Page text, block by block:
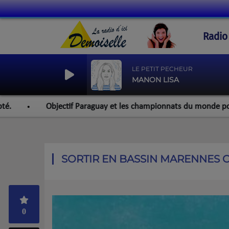
Radio
LE PETIT PECHEUR
MANON LISA
Paraguay et les championnats du monde pour l'équipe
SORTIR EN BASSIN MARENNES
0